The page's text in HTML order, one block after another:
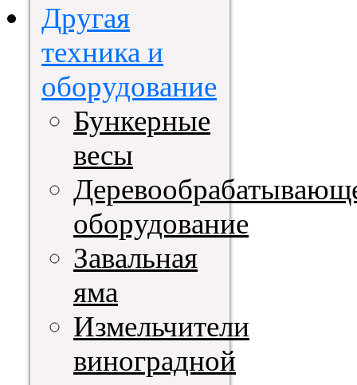
Другая
техника и
оборудование
Бункерные
весы
оборудование
Завальная
яма
Измельчители
виноградной